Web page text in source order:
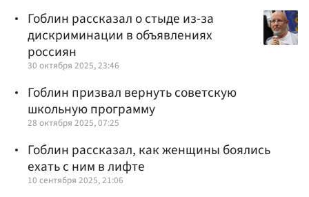
Гоблин рассказал о стыде из-за
дискриминации в объявлениях
россиян
30 октября 2025, 23:46
Гоблин призвал вернуть советскую
школьную программу
28 октября 2025, 07:25
Гоблин рассказал, как женщины боялись
ехать с ним в лифте
10 сентября 2025, 21:06